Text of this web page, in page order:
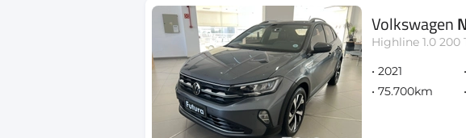
Volkswagen
Highline 1.0 200
2021
75.700km